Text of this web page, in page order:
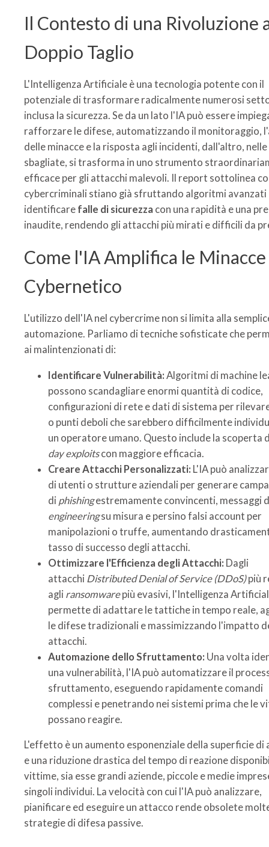
Il Contesto di una Rivoluzione
Doppio Taglio
L'Intelligenza Artificiale è una tecnologia potente con il
potenziale di trasformare radicalmente numerosi
inclusa la sicurezza. Se da un lato l'IA può essere
rafforzare le difese, automatizzando il monitoraggio,
delle minacce e la risposta agli incidenti, dall'altro, nelle
sbagliate, si trasforma in uno strumento
efficace per gli attacchi malevoli. Il report sottolinea
cybercriminali stiano già sfruttando algoritmi avanzati
identificare falle di sicurezza con una rapidità e una
inaudite, rendendo gli attacchi più mirati e difficili da
Come l'IA Amplifica le Minacce
Cybernetico
L'utilizzo dell'IA nel cybercrime non si limita alla
automazione. Parliamo di tecniche sofisticate che
ai malintenzionati di:
Identificare Vulnerabilità: Algoritmi di machine
possono scandagliare enormi quantità di codice,
configurazioni di rete e dati di sistema per
o punti deboli che sarebbero difficilmente
un operatore umano. Questo include la scoperta
day exploitscon maggiore efficacia.
Creare Attacchi Personalizzati: L'IA può
di utenti o strutture aziendali per generare
di phishingestremamente convincenti, messaggi
engineeringsu misura e persino falsi account per
manipolazioni o truffe, aumentando
tasso di successo degli attacchi.
Ottimizzare l'Efficienza degli Attacchi: Dagli
attacchi Distributed Denial of Service (DDoS)più
agli ransomwarepiù evasivi, l'Intelligenza
permette di adattare le tattiche in tempo reale,
le difese tradizionali e massimizzando l'impatto
attacchi.
Automazione dello Sfruttamento: Una volta
una vulnerabilità, l'IA può automatizzare il
sfruttamento, eseguendo rapidamente comandi
complessi e penetrando nei sistemi prima che le
possano reagire.
L'effetto è un aumento esponenziale della superficie di
e una riduzione drastica del tempo di reazione
vittime, sia esse grandi aziende, piccole e medie
singoli individui. La velocità con cui l'IA può analizzare,
pianificare ed eseguire un attacco rende obsolete
strategie di difesa passive.